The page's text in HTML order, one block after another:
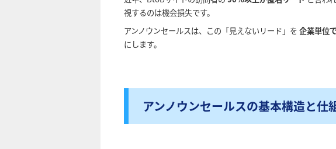
視するのは機会損失です。
アンノウンセールスは、この「見えないリード」を 企業単位
にします。
アンノウンセールスの基本構造と仕